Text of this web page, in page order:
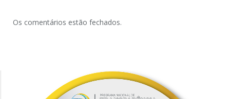
Os comentários estão fechados.